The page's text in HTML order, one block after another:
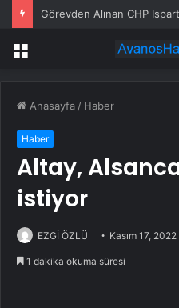
Menü
Anasayfa / Haber
Haber
Altay,
istiyor
EZGİ ÖZLÜ Kasım 17, 2022
1 dakika okuma süresi